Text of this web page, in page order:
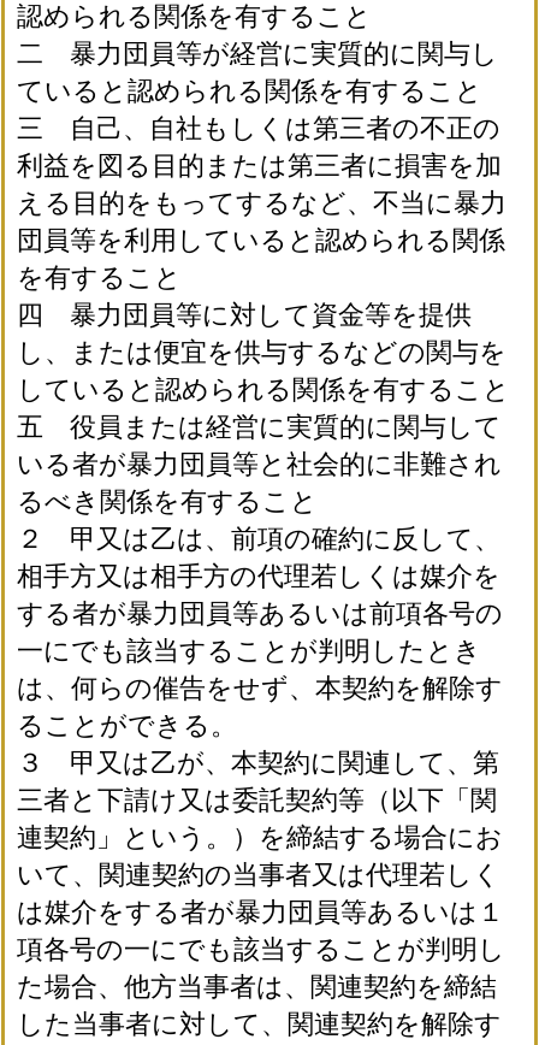
認められる関係を有すること
二 暴力団員等が経営に実質的に関与し
ていると認められる関係を有すること
三 自己、自社もしくは第三者の不正の
利益を図る目的または第三者に損害を加
える目的をもってするなど、不当に暴力
団員等を利用していると認められる関係
を有すること
四 暴力団員等に対して資金等を提供
し、または便宜を供与するなどの関与を
していると認められる関係を有すること
五 役員または経営に実質的に関与して
いる者が暴力団員等と社会的に非難され
るべき関係を有すること
２ 甲又は乙は、前項の確約に反して、
相手方又は相手方の代理若しくは媒介を
する者が暴力団員等あるいは前項各号の
一にでも該当することが判明したとき
は、何らの催告をせず、本契約を解除す
ることができる。
３ 甲又は乙が、本契約に関連して、第
三者と下請け又は委託契約等（以下「関
連契約」という。）を締結する場合にお
いて、関連契約の当事者又は代理若しく
は媒介をする者が暴力団員等あるいは１
項各号の一にでも該当することが判明し
た場合、他方当事者は、関連契約を締結
した当事者に対して、関連契約を解除す